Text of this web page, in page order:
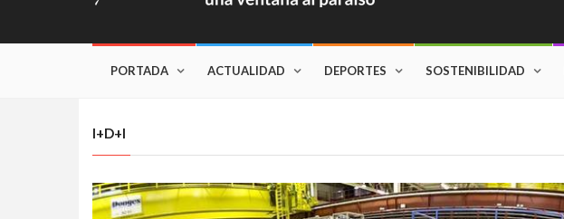
PORTADA ACTUALIDAD DEPORTES SOSTENIBILIDAD
I+D+I